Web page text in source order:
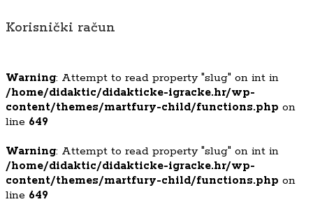
Korisnički račun
Warning: Attempt to read property "slug" on int in
/home/didaktic/didakticke-igracke.hr/wp-
content/themes/martfury-child/functions.php on
line 649
Warning: Attempt to read property "slug" on int in
/home/didaktic/didakticke-igracke.hr/wp-
content/themes/martfury-child/functions.php on
line 649